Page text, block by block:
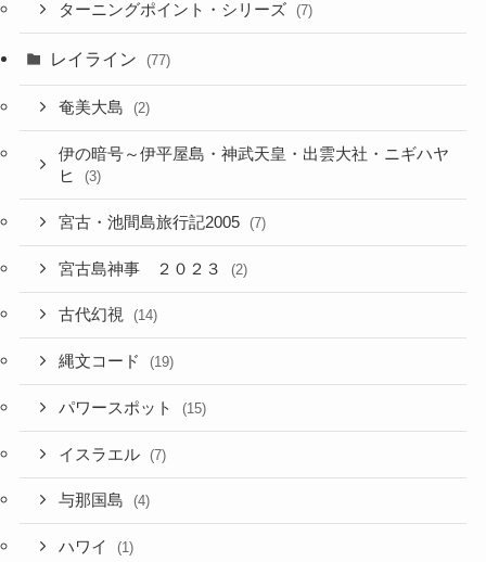
ターニングポイント・シリーズ (7)
レイライン (77)
奄美大島 (2)
伊の暗号～伊平屋島・神武天皇・出雲大社・ニギハヤ
ヒ
(3)
宮古・池間島旅行記2005 (7)
宮古島神事 ２０２３ (2)
古代幻視 (14)
縄文コード (19)
パワースポット (15)
イスラエル (7)
与那国島 (4)
ハワイ (1)